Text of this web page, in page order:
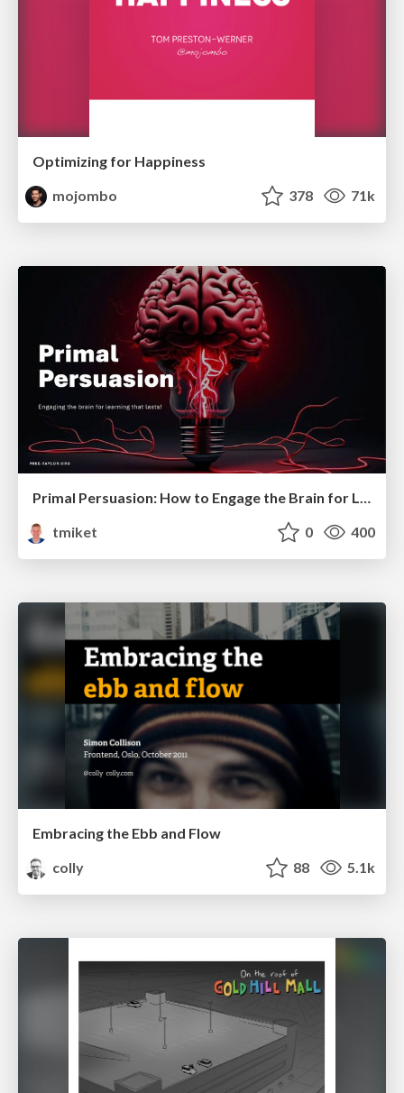
Optimizing for Happiness
mojombo
378 71k
tmiket
0 400
Embracing the Ebb and Flow
colly
88 5.1k